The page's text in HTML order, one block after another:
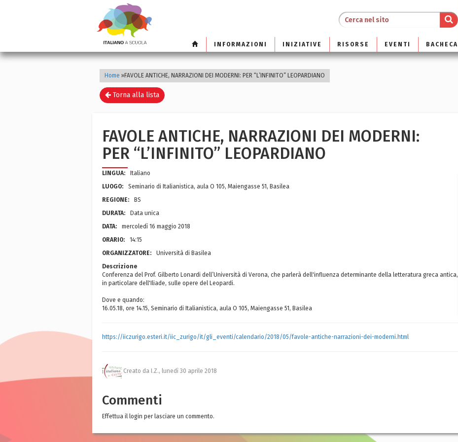
INFORMAZIONI INIZIATIVE RISORSE EVENTI BACHECA
Home »FAVOLE ANTICHE, NARRAZIONI DEI MODERNI: PER “L’INFINITO” LEOPARDIANO
Torna alla lista
FAVOLE ANTICHE, NARRAZIONI DEI MODERNI:
PER “L’INFINITO” LEOPARDIANO
LINGUA:
Italiano
LUOGO:
Seminario di Italianistica, aula O 105, Maiengasse 51, Basilea
REGIONE:
BS
DURATA:
Data unica
DATA:
mercoledì 16 maggio 2018
ORARIO:
14:15
ORGANIZZATORE:
Università di Basilea
Descrizione
Conferenza del Prof. Gilberto Lonardi dell’Università di Verona, che parlerà dell'influenza determinante della letteratura greca antica,
in particolare dell'Iliade, sulle opere del Leopardi.
Dove e quando:
16.05.18, ore 14.15, Seminario di Italianistica, aula O 105, Maiengasse 51, Basilea
https://iiczurigo.esteri.it/iic_zurigo/it/gli_eventi/calendario/2018/05/favole-antiche-narrazioni-dei-moderni.html
Creato da I.Z., lunedì 30 aprile 2018
Commenti
Effettua il login per lasciare un commento.